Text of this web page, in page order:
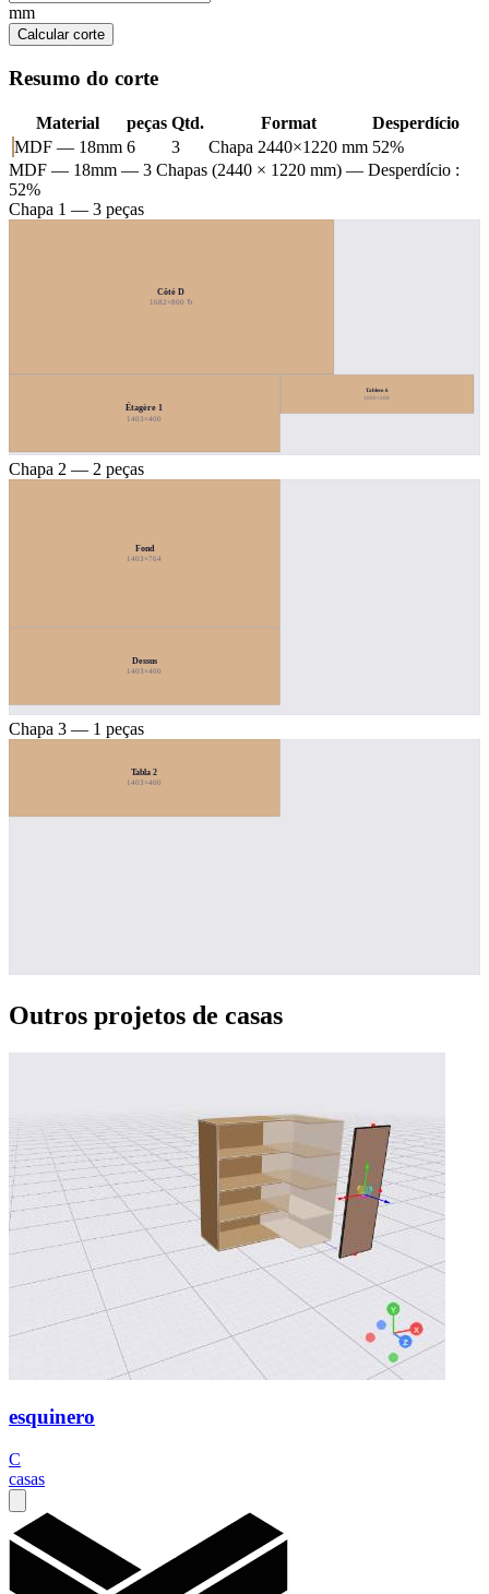
mm
Calcular corte
Resumo do corte
Material peças Qtd. Format
Desperdício
MDF — 18mm 6 3 Chapa 2440×1220 mm 52%
MDF — 18mm — 3 Chapas (2440 × 1220 mm) — Desperdício :
52%
Chapa 1 — 3 peças
Côté D
1682×800 ↻
Étagère 1
1403×400
Tablero 6
1000×200
Chapa 2 — 2 peças
Fond
1403×764
Dessus
1403×400
Chapa 3 — 1 peças
Tabla 2
1403×400
Outros projetos de casas
esquinero
C
casas